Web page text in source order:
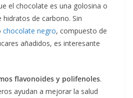
el chocolate es una golosina o
de carbono. Sin
chocolate negro, compuesto de
añadidos, es interesante
flavonoides y polifenoles.
ayudan a mejorar la salud